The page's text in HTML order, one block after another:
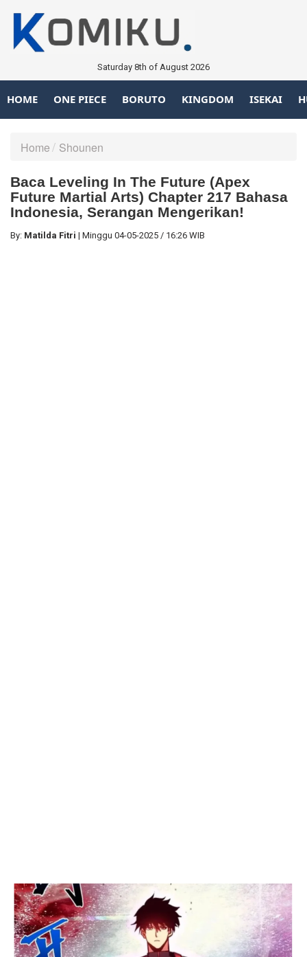
Saturday 8th of August 2026
HOME ONE PIECE BORUTO KINGDOM ISEKAI
Home Shounen
Baca Leveling In The Future (Apex
Future Martial Arts) Chapter 217 Bahasa
Indonesia, Serangan Mengerikan!
By: Matilda Fitri | Minggu 04-05-2025 / 16:26 WIB